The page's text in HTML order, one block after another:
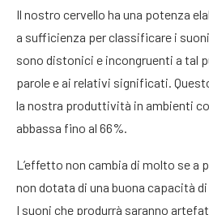
Il nostro cervello ha una potenza
a sufficienza per classificare i
sono distonici e incongruenti a tal
parole e ai relativi significati.
la nostra produttività in ambienti
abbassa fino al 66%.
L’effetto non cambia di molto se a
non dotata di una buona capacità
I suoni che produrrà saranno